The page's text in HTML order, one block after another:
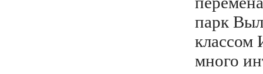
парк
классом
много